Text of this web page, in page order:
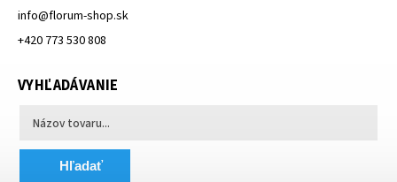
info@florum-shop.sk
+420 773 530 808
VYHĽADÁVANIE
Hľadať